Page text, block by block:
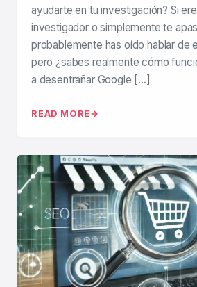
ayudarte en tu investigación? Si
investigador o simplemente te
probablemente has oído hablar de
pero ¿sabes realmente cómo
a desentrañar Google […]
READ MORE